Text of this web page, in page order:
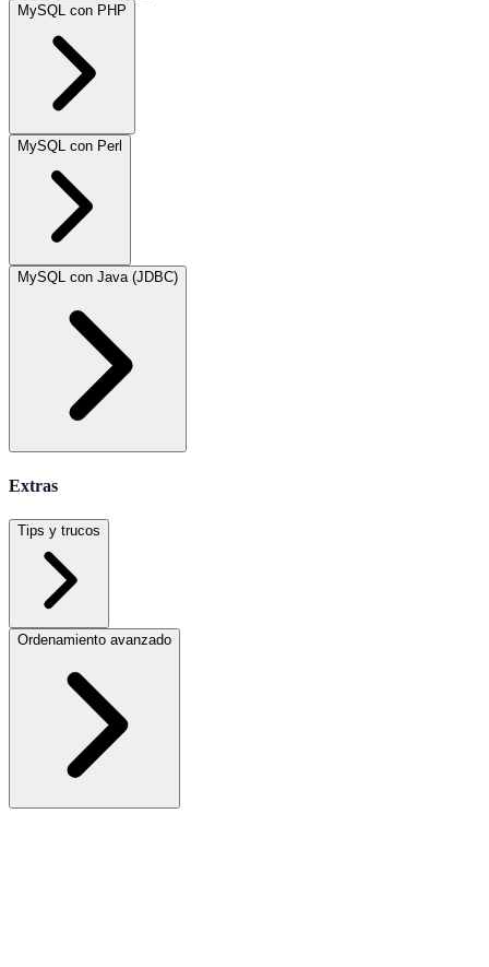
MySQL con PHP
MySQL con Perl
MySQL con Java (JDBC)
Extras
Tips y trucos
Ordenamiento avanzado